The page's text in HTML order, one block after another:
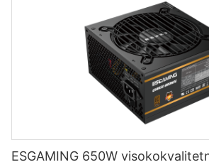
ESGAMING 650W